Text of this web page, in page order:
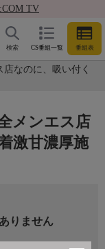
TV
CS番組一覧 番組表
検索
なのに、吸い付く
メンエス店
激甘濃厚施
りません